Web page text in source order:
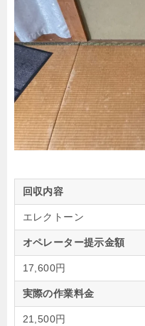
回収内容
エレクトーン
オペレーター提示金額
17,600円
実際の作業料金
21,500円